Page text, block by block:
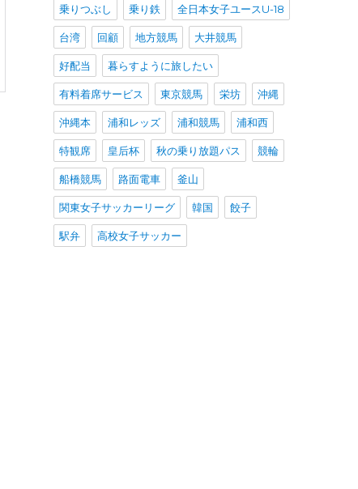
乗りつぶし 乗り鉄 全日本女子ユースU-18
台湾 回顧 地方競馬 大井競馬
好配当 暮らすように旅したい
有料着席サービス 東京競馬 栄坊 沖縄
沖縄本 浦和レッズ 浦和競馬 浦和西
特観席 皇后杯 秋の乗り放題パス 競輪
船橋競馬 路面電車 釜山
関東女子サッカーリーグ 韓国 餃子
駅弁 高校女子サッカー